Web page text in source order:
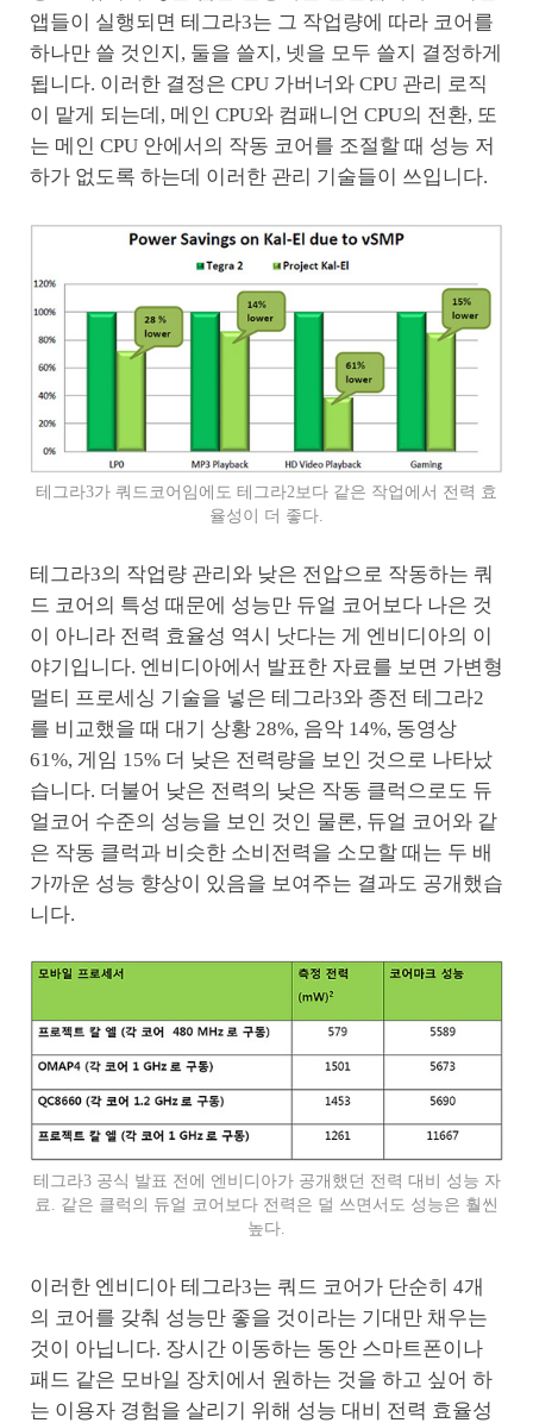
앱들이 실행되면 테그라3는 그 작업량에 따라 코어를
하나만 쓸 것인지, 둘을 쓸지, 넷을 모두 쓸지 결정하게
됩니다. 이러한 결정은 CPU 가버너와 CPU 관리 로직
이 맡게 되는데, 메인 CPU와 컴패니언 CPU의 전환, 또
는 메인 CPU 안에서의 작동 코어를 조절할 때 성능 저
하가 없도록 하는데 이러한 관리 기술들이 쓰입니다.
테그라3가 쿼드코어임에도 테그라2보다 같은 작업에서 전력 효
율성이 더 좋다.
테그라3의 작업량 관리와 낮은 전압으로 작동하는 쿼
드 코어의 특성 때문에 성능만 듀얼 코어보다 나은 것
이 아니라 전력 효율성 역시 낫다는 게 엔비디아의 이
야기입니다. 엔비디아에서 발표한 자료를 보면 가변형
멀티 프로세싱 기술을 넣은 테그라3와 종전 테그라2
를 비교했을 때 대기 상황 28%, 음악 14%, 동영상
61%, 게임 15% 더 낮은 전력량을 보인 것으로 나타났
습니다. 더불어 낮은 전력의 낮은 작동 클럭으로도 듀
얼코어 수준의 성능을 보인 것인 물론, 듀얼 코어와 같
은 작동 클럭과 비슷한 소비전력을 소모할 때는 두 배
가까운 성능 향상이 있음을 보여주는 결과도 공개했습
니다.
테그라3 공식 발표 전에 엔비디아가 공개했던 전력 대비 성능 자
료. 같은 클럭의 듀얼 코어보다 전력은 덜 쓰면서도 성능은 훨씬
높다.
이러한 엔비디아 테그라3는 쿼드 코어가 단순히 4개
의 코어를 갖춰 성능만 좋을 것이라는 기대만 채우는
것이 아닙니다. 장시간 이동하는 동안 스마트폰이나
패드 같은 모바일 장치에서 원하는 것을 하고 싶어 하
는 이용자 경험을 살리기 위해 성능 대비 전력 효율성